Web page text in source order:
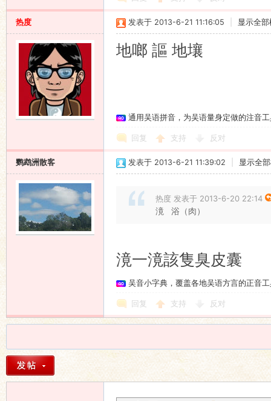
热度 发表于 2013-6-21 11:16:05 显示全部
地啷 謳 地壤
通用吴语拼音，为吴语量身定做的注音
回复 支持 反对
鹦鹉洲散客 发表于 2013-6-21 11:39:02 显示全
热度 发表于 2013-6-20 22:14
滰 浴（肉）
滰一滰該隻臭皮囊
吴音小字典，覆盖各地吴语方言的正音
回复 支持 反对